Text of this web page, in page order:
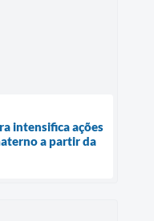
intensifica ações
a partir da